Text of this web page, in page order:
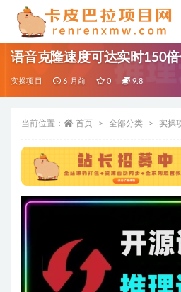
语音克隆速度可达实时150
实操项目 6 月前 0 9.8
当前位置： 首页 全部分类 实操
全部